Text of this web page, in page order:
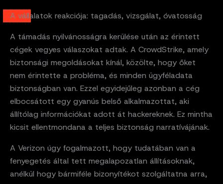
A vállalatok reakciója: tagadás, vizsgálat, óvatosság
A támadás nyilvánosságra kerülése után az érintett
cégek vegyes válaszokat adtak. A CrowdStrike, amely
biztonsági megoldásokat kínál, közölte, hogy őket
nem érintette a probléma, és minden ügyféladata
biztonságban van. Ezzel egyidejűleg azonban a cég
elbocsátott egy gyanús belső alkalmazottat, aki
állítólag információkat adott át hackereknek. Ez mintha
kicsit ellentmondana a teljes biztonság narratívájának.
A Verizon úgy fogalmazott, hogy tudatában van a
fenyegetés által tett megalapozatlan állításoknak,
anélkül hogy bármiféle bizonyítékot szolgáltatna arra,